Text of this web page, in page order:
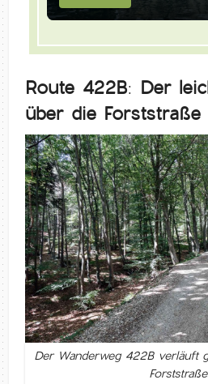
Route 422B: Der
über die Forststraße
Der Wanderweg 422B verläuft